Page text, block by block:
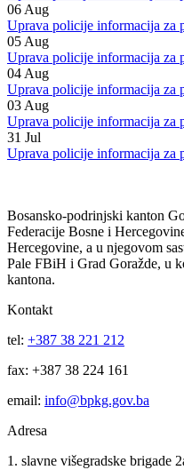
Informacije MUP-a
07Aug
Uprava policije informacija za
06Aug
Uprava policije informacija za
05Aug
Uprava policije informacija za
04Aug
Uprava policije informacija za
03Aug